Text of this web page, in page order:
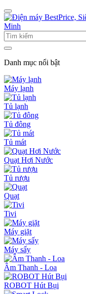
Danh mục nổi bật
Máy lạnh
Tủ lạnh
Tủ đông
Tủ mát
Quạt Hơi Nước
Tủ rượu
Quạt
Tivi
Máy giặt
Máy sấy
Âm Thanh - Loa
ROBOT Hút Bụi